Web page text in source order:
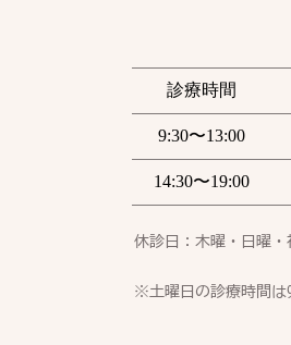
診療時間
9:30〜13:00
14:30〜19:00
休診日：木曜・日曜
※土曜日の診療時間は